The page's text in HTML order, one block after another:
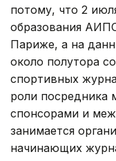
потому, что 2
образования
Париже, а на
около полутора
спортивных
роли посредника
спонсорами и
занимается
начинающих